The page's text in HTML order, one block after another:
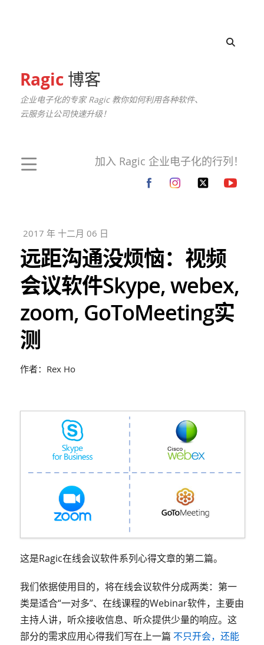
Ragic博客
企业电子化的专家 Ragic 教你如何利用各种软件、
云服务让公司快速升级！
加入 Ragic 企业电子化的行列！
2017 年 十二月 06 日
远距沟通没烦恼：视频
会议软件Skype, webex,
zoom, GoToMeeting实
测
作者：Rex Ho
这是Ragic在线会议软件系列心得文章的第二篇。
我们依据使用目的，将在线会议软件分成两类：第一
类是适合“一对多”、在线课程的Webinar软件，主要由
主持人讲，听众接收信息、听众提供少量的响应。这
部分的需求应用心得我们写在上一篇 不只开会，还能